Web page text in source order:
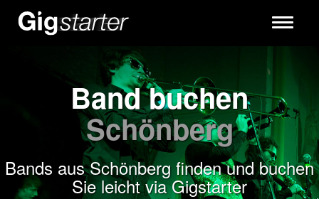
Toggle
Band buchen
Schönberg
Bands aus Schönberg finden und buchen
Sie leicht via Gigstarter